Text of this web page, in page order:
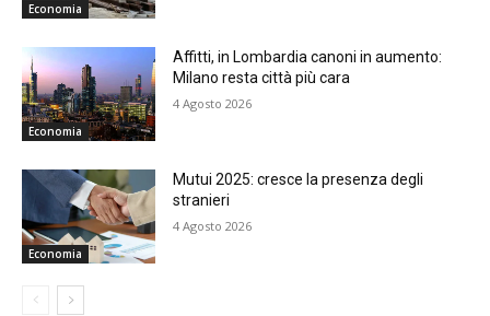
Economia
Economia
Affitti, in Lombardia canoni in aumento:
Milano resta città più cara
4 Agosto 2026
Economia
Mutui 2025: cresce la presenza degli
stranieri
4 Agosto 2026